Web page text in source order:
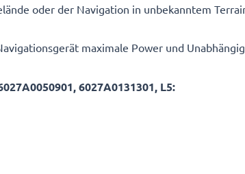
oder der Navigation in unbekanntem
maximale Power und
6027A0131301, L5: